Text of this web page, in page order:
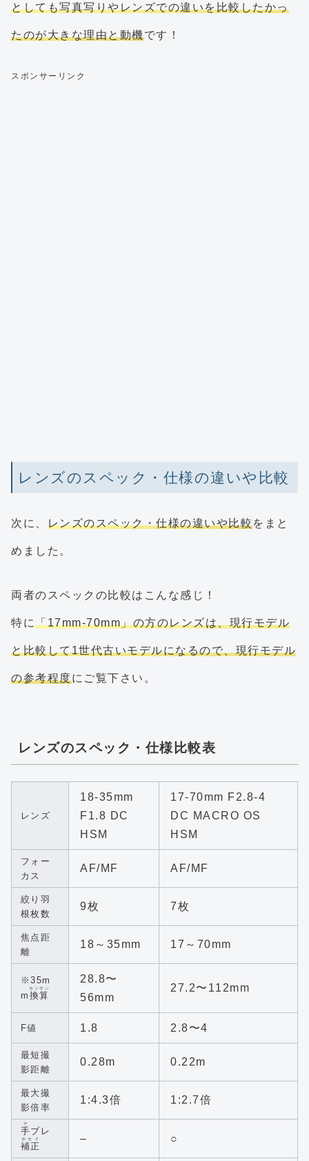
としても写真写りやレンズでの違いを比較したかっ
たのが大きな理由と動機です！
スポンサーリンク
レンズのスペック・仕様の違いや比較
次に、 レンズのスペック・仕様の違いや比較をまと
めました。
両者のスペックの比較はこんな感じ！
特に「17mm-70mm」の方のレンズは、現行モデル
と比較して1世代古いモデルになるので、現行モデル
の参考程度にご覧下さい。
レンズのスペック・仕様比較表
レンズ
18-35mm
F1.8 DC
HSM
17-70mm F2.8-4
DC MACRO OS
HSM
フォー
カス
AF/MF AF/MF
絞り羽
根枚数
9枚 7枚
焦点距
離
18～35mm 17～70mm
※35m
m 換算
カンサン
28.8〜
56mm
27.2〜112mm
F値 1.8 2.8〜4
最短撮
影距離
0.28m 0.22m
最大撮
影倍率
1:4.3倍 1:2.7倍
手
テ
ブレ
補正
ホセイ – ○